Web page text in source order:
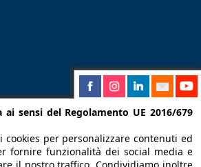
sensi del Regolamento UE 2016/679
cookies per personalizzare contenuti ed
fornire funzionalità dei social media e